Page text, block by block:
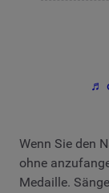
♬
Wenn Sie den
ohne
Medaille.